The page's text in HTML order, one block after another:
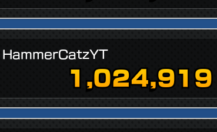
HammerCatzYT
1,024,919